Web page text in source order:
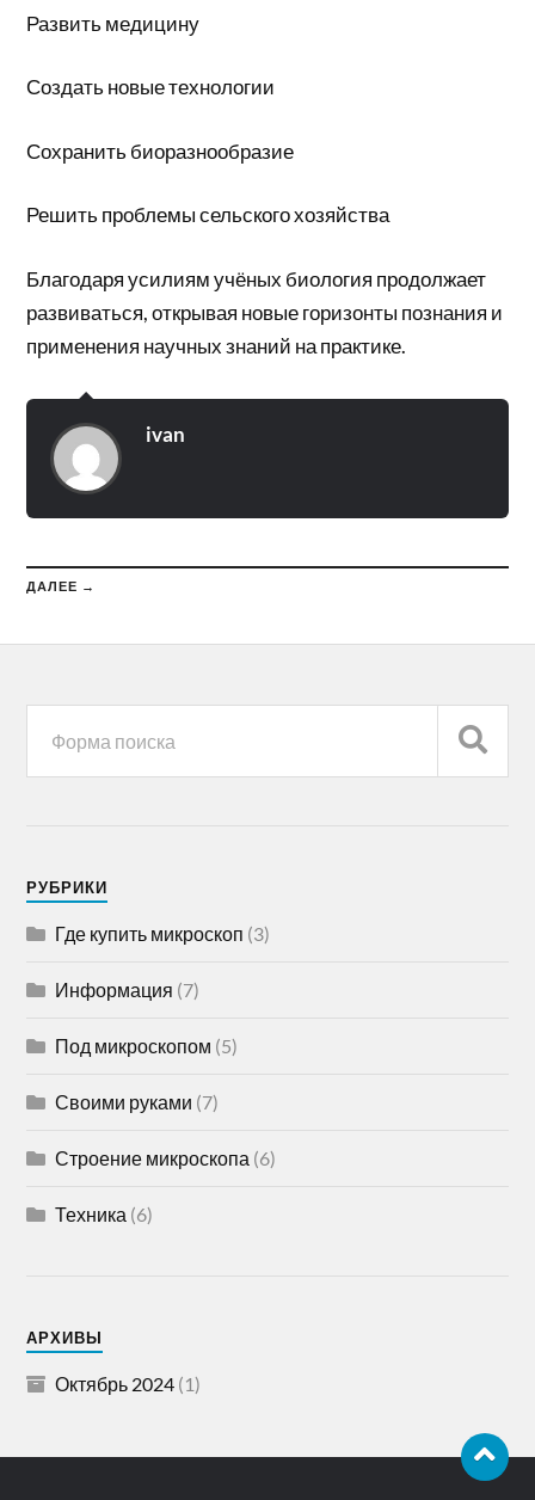
Развить медицину
Создать новые технологии
Сохранить биоразнообразие
Решить проблемы сельского хозяйства
Благодаря усилиям учёных биология продолжает
развиваться, открывая новые горизонты познания и
применения научных знаний на практике.
ivan
ДАЛЕЕ →
РУБРИКИ
Где купить микроскоп (3)
Информация (7)
Под микроскопом (5)
Своими руками (7)
Строение микроскопа (6)
Техника (6)
АРХИВЫ
Октябрь 2024 (1)